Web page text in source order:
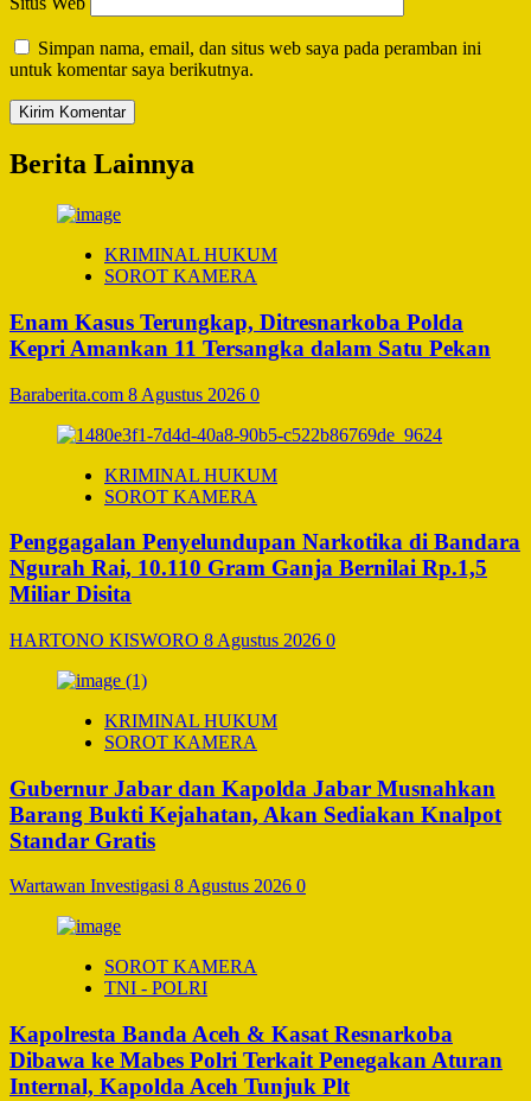
Simpan nama, email, dan situs web saya pada peramban ini
untuk komentar saya berikutnya.
Berita Lainnya
KRIMINAL HUKUM
SOROT KAMERA
Enam Kasus Terungkap, Ditresnarkoba Polda
Kepri Amankan 11 Tersangka dalam Satu Pekan
Baraberita.com 8 Agustus 2026 0
KRIMINAL HUKUM
SOROT KAMERA
Penggagalan Penyelundupan Narkotika di Bandara
Ngurah Rai, 10.110 Gram Ganja Bernilai Rp.1,5
Miliar Disita
HARTONO KISWORO 8 Agustus 2026 0
KRIMINAL HUKUM
SOROT KAMERA
Gubernur Jabar dan Kapolda Jabar Musnahkan
Barang Bukti Kejahatan, Akan Sediakan Knalpot
Standar Gratis
Wartawan Investigasi 8 Agustus 2026 0
SOROT KAMERA
TNI - POLRI
Kapolresta Banda Aceh & Kasat Resnarkoba
Dibawa ke Mabes Polri Terkait Penegakan Aturan
Internal, Kapolda Aceh Tunjuk Plt